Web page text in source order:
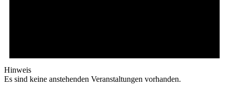
Hinweis
Es sind keine anstehenden Veranstaltungen vorhanden.